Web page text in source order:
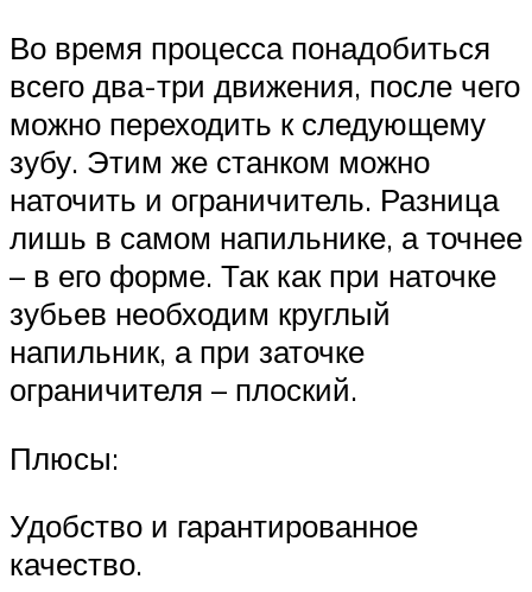
Во время процесса понадобиться
всего два-три движения, после чего
можно переходить к следующему
зубу. Этим же станком можно
наточить и ограничитель. Разница
лишь в самом напильнике, а точнее
– в его форме. Так как при наточке
зубьев необходим круглый
напильник, а при заточке
ограничителя – плоский.
Плюсы:
Удобство и гарантированное
качество.